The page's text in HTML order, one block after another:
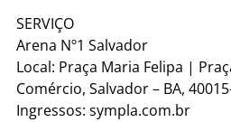
SERVIÇO
Arena Nº1 Salvador
Local: Praça Maria Felipa |
Comércio, Salvador – BA,
Ingressos: sympla.com.br